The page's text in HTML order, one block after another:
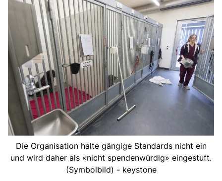
Die Organisation halte gängige Standards nicht ein
und wird daher als «nicht spendenwürdig» eingestuft.
(Symbolbild) - keystone